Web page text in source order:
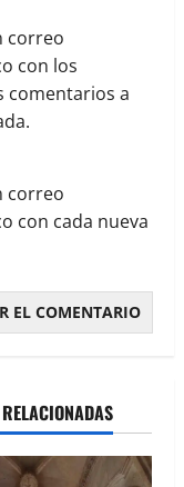
correo
con los
comentarios a
correo
con cada nueva